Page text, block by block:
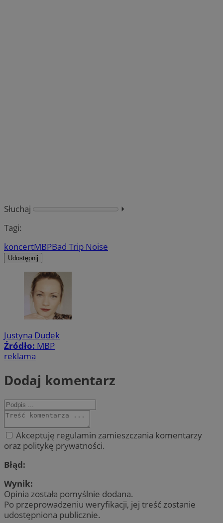
Słuchaj
⏵︎
Tagi:
koncertMBPBad Trip Noise
Udostępnij
Justyna Dudek
Źródło: MBP
reklama
Dodaj komentarz
Akceptuję regulamin zamieszczania komentarzy
oraz politykę prywatności.
Błąd:
Wynik:
Opinia została pomyślnie dodana.
Po przeprowadzeniu weryfikacji, jej treść zostanie
udostępniona publicznie.